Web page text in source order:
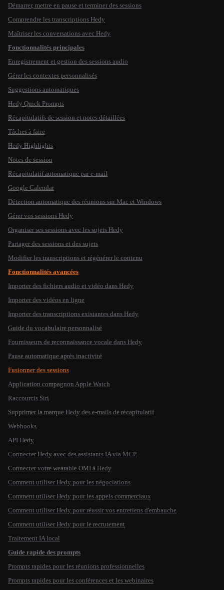
Démarrer, mettre en pause et terminer des sessions
Comprendre les transcriptions Hedy
Maîtriser les conversations avec Hedy
Fonctionnalités principales
Enregistrement et gestion des sessions audio
Gérer les contextes personnalisés
Suggestions automatiques
Hedy Quick Prompts
Récapitulatifs de session et notes détaillées
Tâches à faire
Hedy Highlights
Notes de session
Récapitulatif automatique par e-mail
Google Calendar
Détection automatique des réunions sur Mac et Windows
Gérer vos sessions Hedy
Organiser ses sessions avec les sujets Hedy
Partager des sessions et des sujets
Modifier les transcriptions et régénérer le contenu
Fonctionnalités avancées
Importer des fichiers audio et vidéo dans Hedy
Importer des vidéos en ligne
Importer des transcriptions existantes dans Hedy
Guide du vocabulaire personnalisé
Fournisseurs de reconnaissance vocale dans Hedy
Pause automatique après inactivité
Fusionner des sessions
Application compagnon Apple Watch
Raccourcis Siri
Supprimer la marque Hedy des e-mails de récapitulatif
Webhooks
API Hedy
Connecter Hedy avec des assistants IA via MCP
Connecter votre wearable OMI à Hedy
Comment utiliser Hedy pour les négociations
Comment utiliser Hedy pour les appels commerciaux
Comment utiliser Hedy pour réussir vos entretiens d'embauche
Comment utiliser Hedy pour le recrutement
Traitement IA local
Guide rapide des prompts
Prompts rapides pour les réunions professionnelles
Prompts rapides pour les conférences et les webinaires